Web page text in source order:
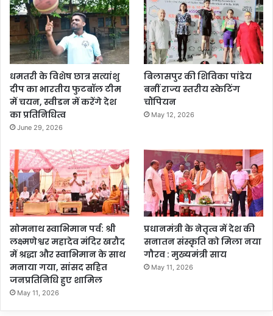
धमतरी के विशेष छात्र सत्यांशु
दीप का भारतीय फुटबॉल टीम
में चयन, स्वीडन में करेंगे देश
का प्रतिनिधित्व
June 29, 2026
बिलासपुर की शिविका पांडेय
बनीं राज्य स्तरीय स्केटिंग
चौंपियन
May 12, 2026
सोमनाथ स्वाभिमान पर्व: श्री
लक्ष्मणेश्वर महादेव मंदिर खरौद
में श्रद्धा और स्वाभिमान के साथ
मनाया गया, सांसद सहित
जनप्रतिनिधि हुए शामिल
May 11, 2026
प्रधानमंत्री के नेतृत्व में देश की
सनातन संस्कृति को मिला नया
गौरव : मुख्यमंत्री साय
May 11, 2026